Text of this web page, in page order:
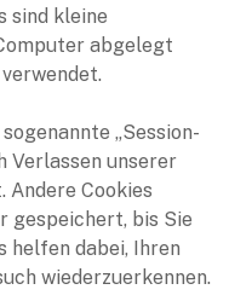
sind kleine
abgelegt
„Session-
Verlassen unserer
Cookies
gespeichert, bis Sie
helfen dabei, Ihren
wiederzuerkennen.